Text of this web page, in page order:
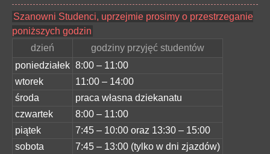
Szanowni Studenci, uprzejmie prosimy o przestrzeganie
poniższych godzin
dzień
godziny przyjęć studentów
poniedziałek 8:00 – 11:00
wtorek
11:00 – 14:00
środa
praca własna dziekanatu
czwartek
8:00 – 11:00
piątek
7:45 – 10:00 oraz 13:30 – 15:00
sobota
7:45 – 13:00 (tylko w dni zjazdów)